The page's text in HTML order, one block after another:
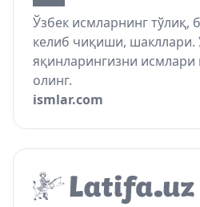
Ўзбек исмларнинг тўлиқ,
келиб чиқиши, шакллари.
яқинларингизни
олинг.
ismlar.com